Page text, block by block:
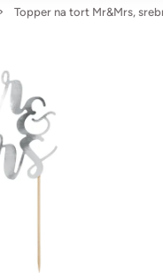
Topper na tort Mr&Mrs,